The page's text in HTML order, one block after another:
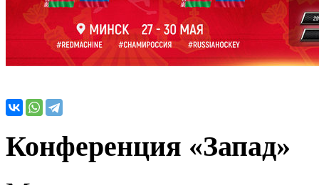
Конференция «Запад»